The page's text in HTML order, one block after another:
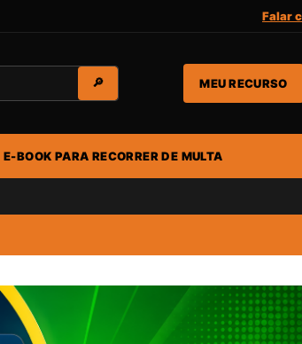
Falar
🔎 MEU RECURSO
E-BOOK PARA RECORRER DE MULTA